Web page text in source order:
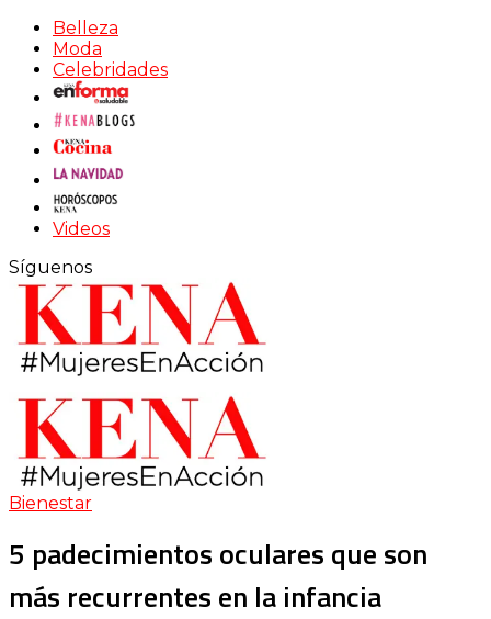
Belleza
Moda
Celebridades
Videos
Síguenos
Bienestar
5 padecimientos oculares que son
más recurrentes en la infancia